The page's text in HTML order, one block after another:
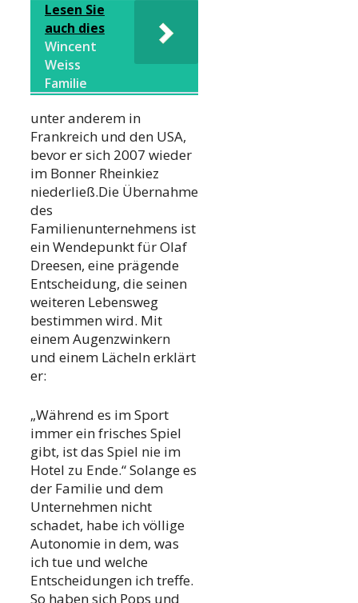
Lesen Sie
auch dies
Wincent
Weiss
Familie
unter anderem in
Frankreich und den USA,
bevor er sich 2007 wieder
im Bonner Rheinkiez
niederließ.Die Übernahme
des
Familienunternehmens ist
ein Wendepunkt für Olaf
Dreesen, eine prägende
Entscheidung, die seinen
weiteren Lebensweg
bestimmen wird. Mit
einem Augenzwinkern
und einem Lächeln erklärt
er:
„Während es im Sport
immer ein frisches Spiel
gibt, ist das Spiel nie im
Hotel zu Ende.“ Solange es
der Familie und dem
Unternehmen nicht
schadet, habe ich völlige
Autonomie in dem, was
ich tue und welche
Entscheidungen ich treffe.
So haben sich Pops und